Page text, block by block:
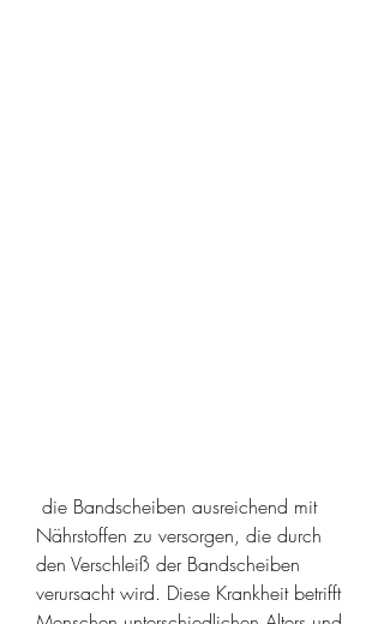
Nährstoffen zu versorgen, die durch
den Verschleiß der Bandscheiben
verursacht wird. Diese Krankheit betrifft